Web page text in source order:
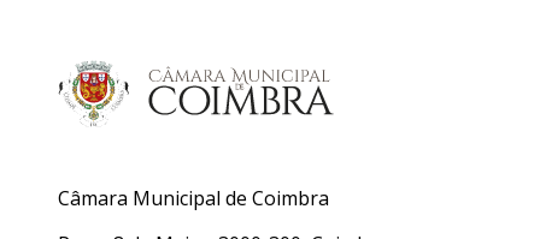
Câmara Municipal de Coimbra